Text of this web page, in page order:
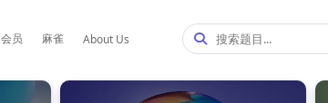
会员 麻雀 About Us